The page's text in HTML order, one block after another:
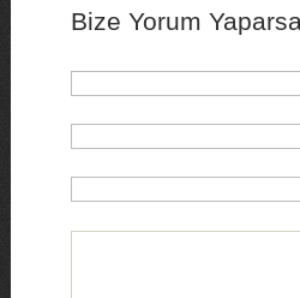
Bize Yorum